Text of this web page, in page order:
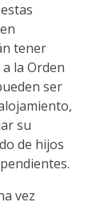
tener
la Orden
ser
su
de hijos
vez